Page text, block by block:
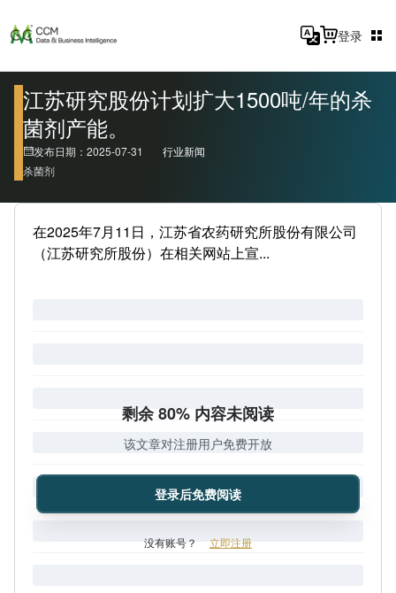
登录
江苏研究股份计划扩大1500吨/年的杀
菌剂产能。
发布日期：2025-07-31
行业新闻
杀菌剂
在2025年7月11日，江苏省农药研究所股份有限公司
（江苏研究所股份）在相关网站上宣...
剩余 80% 内容未阅读
该文章对注册用户免费开放
登录后免费阅读
没有账号？ 立即注册